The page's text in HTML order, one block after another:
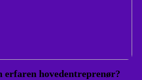
erfaren hovedentreprenør?